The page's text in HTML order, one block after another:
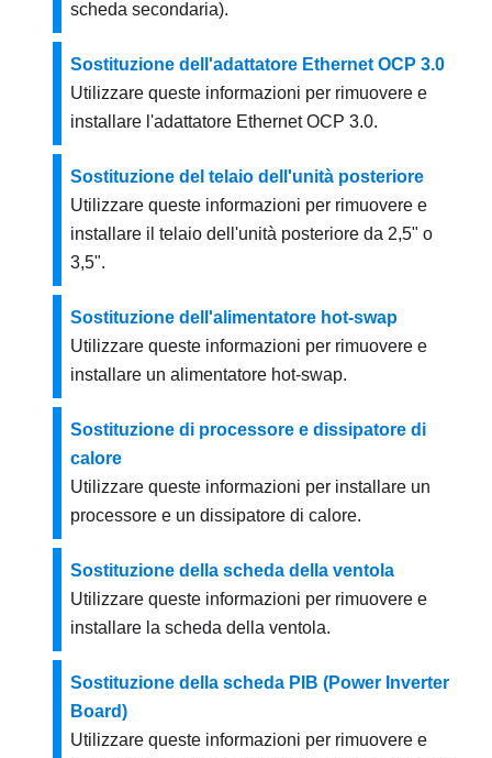
scheda secondaria).
Sostituzione dell'adattatore Ethernet OCP 3.0
Utilizzare queste informazioni per rimuovere e
installare l'adattatore Ethernet OCP 3.0.
Sostituzione del telaio dell'unità posteriore
Utilizzare queste informazioni per rimuovere e
installare il telaio dell'unità posteriore da 2,5" o
3,5".
Sostituzione dell'alimentatore hot-swap
Utilizzare queste informazioni per rimuovere e
installare un alimentatore hot-swap.
Sostituzione di processore e dissipatore di
calore
Utilizzare queste informazioni per installare un
processore e un dissipatore di calore.
Sostituzione della scheda della ventola
Utilizzare queste informazioni per rimuovere e
installare la scheda della ventola.
Sostituzione della scheda PIB (Power Inverter
Board)
Utilizzare queste informazioni per rimuovere e